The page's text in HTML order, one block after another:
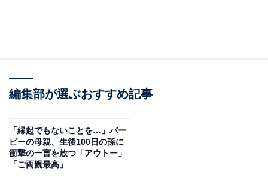
7～9月に放送されたテレビドラマ『明日はもっと、いい
士である南野丞（みなみのじょう）役で出演し、子ども
たちに慕われる役柄を演じていた柳葉さん。自身の
Instagramでも撮影風景やクランクアップの写真を投稿
編集部が選ぶおすすめ記事
「縁起でもないことを…」バー
ビーの母親、生後100日の孫に
衝撃の一言を放つ「アウトー」
「ご両親最高」